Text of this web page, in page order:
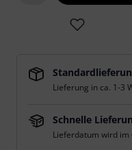
Lieferung in ca. 1-3
Schnelle
Lieferdatum wird im